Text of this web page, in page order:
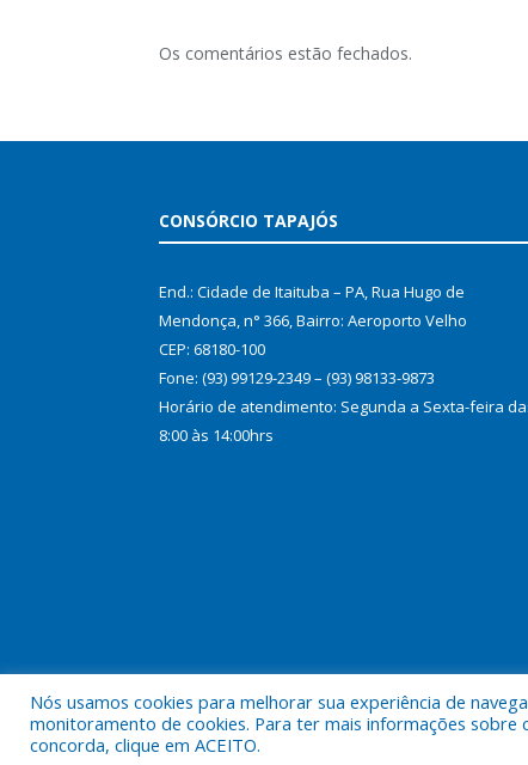
Os comentários estão fechados.
CONSÓRCIO TAPAJÓS
End.: Cidade de Itaituba – PA, Rua Hugo de
Mendonça, n° 366, Bairro: Aeroporto Velho
CEP: 68180-100
Fone: (93) 99129-2349 – (93) 98133-9873
Horário de atendimento: Segunda a Sexta-feira
8:00 às 14:00hrs
Todos os direitos reservados ao Consórcio
Nós usamos cookies para melhorar sua experiência de
monitoramento de cookies. Para ter mais informações sobre
concorda, clique em ACEITO.